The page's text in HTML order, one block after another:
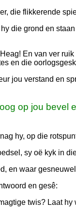
die flikkerende
die grond en
En van ver
en die
jou verstand en
op jou bevel
hy, op die
sy oë kyk in
en waar
en gesê:
twis? Laat hy